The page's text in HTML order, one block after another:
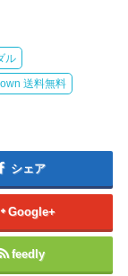
ル
送料無料
シェア
Google+
feedly